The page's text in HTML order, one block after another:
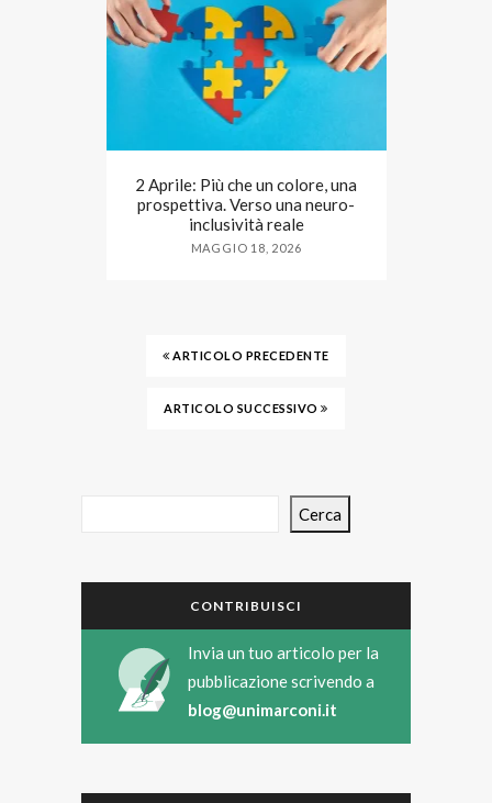
2 Aprile: Più che un colore, una
prospettiva. Verso una neuro-
inclusività reale
MAGGIO 18, 2026
ARTICOLO PRECEDENTE
ARTICOLO SUCCESSIVO
Cerca
CONTRIBUISCI
Invia un tuo articolo per la
pubblicazione scrivendo a
blog@unimarconi.it